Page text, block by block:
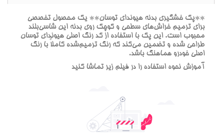
**پک خشگيري بدنه هيونداي توسان** يک محصول تخصصي
براي ترميم خراش‌هاي سطحي و کوچک روي بدنه اين شاسي‌بلند
محبوب است. اين پک با استفاده از کد رنگ اصلي هيونداي توسان
طراحي شده و تضمين مي‌کند که رنگ ترميم‌شده کاملاً با رنگ
اصلي خودرو هماهنگ باشد.
آموزش نحوه استفاده را در فيلم زير تماشا کنيد